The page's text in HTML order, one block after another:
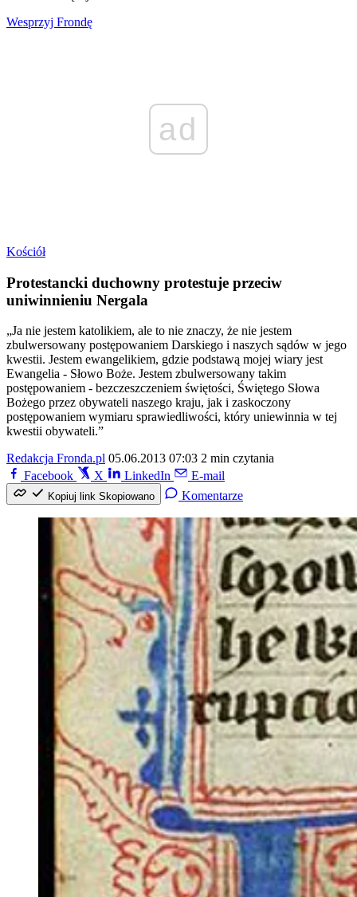
Wesprzyj Frondę
ad
Kościół
Protestancki duchowny protestuje przeciw
uniwinnieniu Nergala
„Ja nie jestem katolikiem, ale to nie znaczy, że nie jestem
zbulwersowany postępowaniem Darskiego i naszych sądów w jego
kwestii. Jestem ewangelikiem, gdzie podstawą mojej wiary jest
Ewangelia - Słowo Boże. Jestem zbulwersowany takim
postępowaniem - bezczeszczeniem świętości, Świętego Słowa
Bożego przez obywateli naszego kraju, jak i zaskoczony
postępowaniem wymiaru sprawiedliwości, który uniewinnia w tej
kwestii obywateli.”
Redakcja Fronda.pl 05.06.2013 07:03 2 min czytania
Facebook
X LinkedIn E-mail
Kopiuj link Skopiowano Komentarze